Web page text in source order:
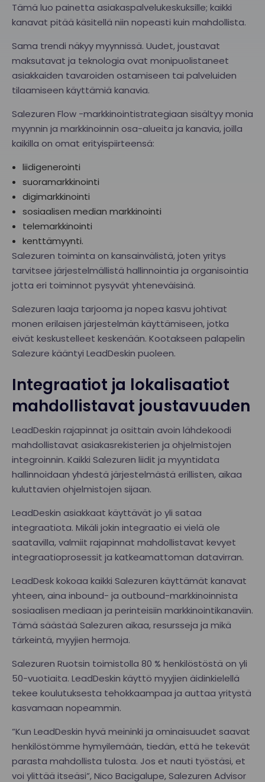
Tämä luo painetta asiakaspalvelukeskuksille; kaikki
kanavat pitää käsitellä niin nopeasti kuin mahdollista.
Sama trendi näkyy myynnissä. Uudet, joustavat
maksutavat ja teknologia ovat monipuolistaneet
asiakkaiden tavaroiden ostamiseen tai palveluiden
tilaamiseen käyttämiä kanavia.
Salezuren Flow -markkinointistrategiaan sisältyy monia
myynnin ja markkinoinnin osa-alueita ja kanavia, joilla
kaikilla on omat erityispiirteensä:
liidigenerointi
suoramarkkinointi
digimarkkinointi
sosiaalisen median markkinointi
telemarkkinointi
kenttämyynti.
Salezuren toiminta on kansainvälistä, joten yritys
tarvitsee järjestelmällistä hallinnointia ja organisointia
jotta eri toiminnot pysyvät yhteneväisinä.
Salezuren laaja tarjooma ja nopea kasvu johtivat
monen erilaisen järjestelmän käyttämiseen, jotka
eivät keskustelleet keskenään. Kootakseen palapelin
Salezure kääntyi LeadDeskin puoleen.
Integraatiot ja lokalisaatiot
mahdollistavat joustavuuden
LeadDeskin rajapinnat ja osittain avoin lähdekoodi
mahdollistavat asiakasrekisterien ja ohjelmistojen
integroinnin. Kaikki Salezuren liidit ja myyntidata
hallinnoidaan yhdestä järjestelmästä erillisten, aikaa
kuluttavien ohjelmistojen sijaan.
LeadDeskin asiakkaat käyttävät jo yli sataa
integraatiota. Mikäli jokin integraatio ei vielä ole
saatavilla, valmiit rajapinnat mahdollistavat kevyet
integraatioprosessit ja katkeamattoman datavirran.
LeadDesk kokoaa kaikki Salezuren käyttämät kanavat
yhteen, aina inbound- ja outbound-markkinoinnista
sosiaalisen mediaan ja perinteisiin markkinointikanaviin.
Tämä säästää Salezuren aikaa, resursseja ja mikä
tärkeintä, myyjien hermoja.
Salezuren Ruotsin toimistolla 80 % henkilöstöstä on yli
50-vuotiaita. LeadDeskin käyttö myyjien äidinkielellä
tekee koulutuksesta tehokkaampaa ja auttaa yritystä
kasvamaan nopeammin.
”Kun LeadDeskin hyvä meininki ja ominaisuudet saavat
henkilöstömme hymyilemään, tiedän, että he tekevät
parasta mahdollista tulosta. Jos et nauti työstäsi, et
voi ylittää itseäsi”, Nico Bacigalupe, Salezuren Advisor